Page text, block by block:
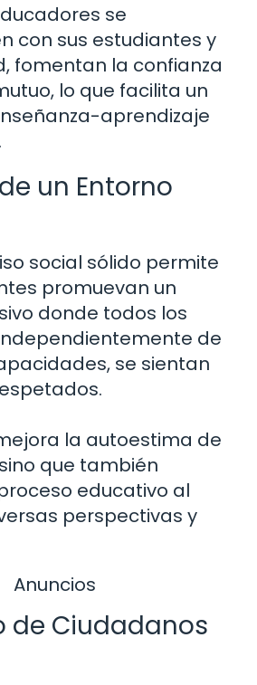
se
con sus estudiantes y
fomentan la confianza
lo que facilita un
aprendizaje
un Entorno
social sólido permite
promuevan un
donde todos los
de
se sientan
la autoestima de
que también
educativo al
perspectivas y
Anuncios
de Ciudadanos